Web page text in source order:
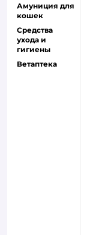
Амуниция для
кошек
Средства
ухода и
гигиены
Ветаптека